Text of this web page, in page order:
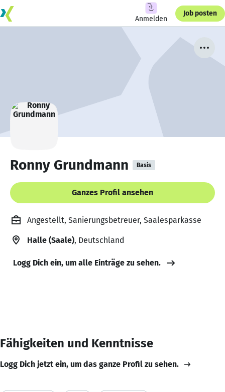
Anmelden
Job posten
Ronny Grundmann Basis
Ganzes Profil ansehen
Angestellt, Sanierungsbetreuer, Saalesparkasse
Halle (Saale), Deutschland
Logg Dich ein, um alle Einträge zu sehen.
Fähigkeiten und Kenntnisse
Logg Dich jetzt ein, um das ganze Profil zu sehen.